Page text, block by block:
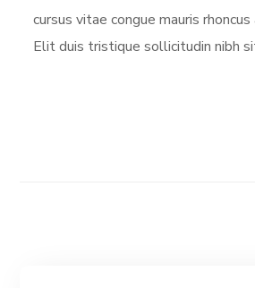
cursus vitae congue mauris
Elit duis tristique sollicitudin nibh